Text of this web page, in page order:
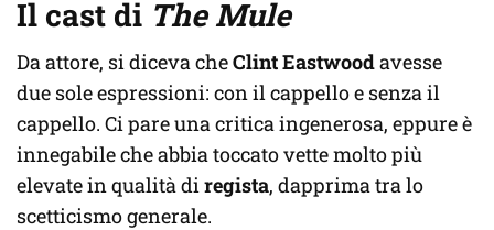
Il cast di The Mule
Da attore, si diceva cheClint Eastwoodavesse
due sole espressioni: con il cappello e senza il
cappello. Ci pare una critica ingenerosa, eppure è
innegabile che abbia toccato vette molto più
elevate in qualità diregista, dapprima tra lo
scetticismo generale.